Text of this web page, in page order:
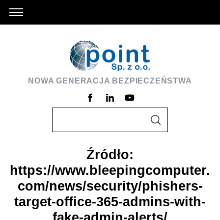
NOWA GENERACJA BEZPIECZEŃSTWA
c
h
o
S
Źródło:
https://www.bleepingcomputer.
com/news/security/phishers-
target-office-365-admins-with-